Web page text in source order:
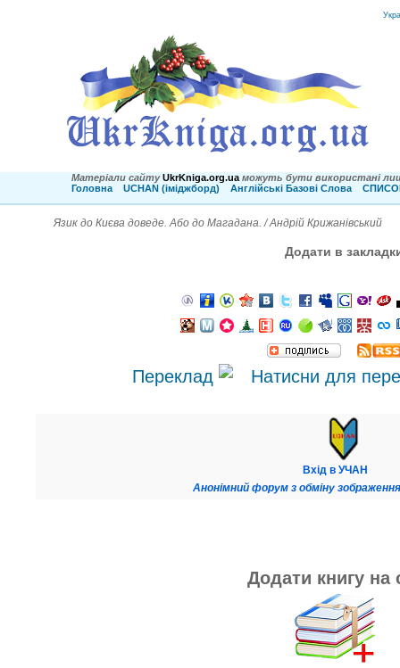
Матеріали сайту UkrKniga.org.ua можуть бути використані
Головна
UCHAN (іміджборд) Англійські Базові Слова
Язик до Києва доведе. Або до Магадана. / Андрій Крижанівський
Додати в
Переклад
Вхід в УЧАН
Анонімний форум з обміну
Додати книгу на